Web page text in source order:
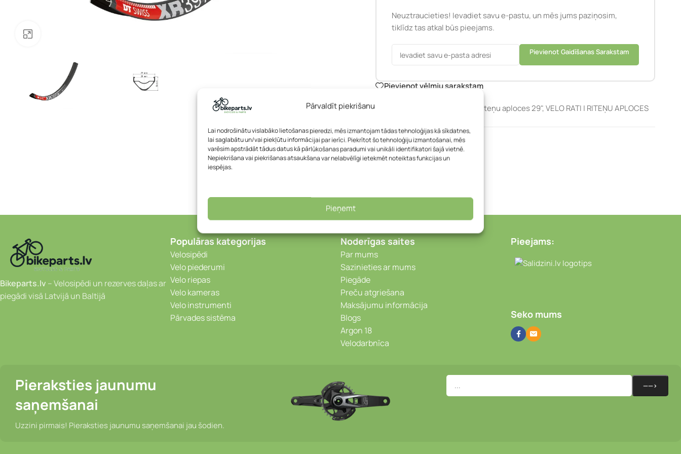
Pārvaldīt piekrišanu
Lai nodrošinātu vislabāko lietošanas pieredzi, mēs izmantojam tādas tehnoloģijas kā sīkdatnes,
lai saglabātu un/vai piekļūtu informācijai par ierīci. Piekrītot šo tehnoloģiju izmantošanai, mēs
varēsim apstrādāt tādus datus kā pārlūkošanas paradumi vai unikāli identifikatori šajā vietnē.
Nepiekrišana vai piekrišanas atsaukšana var nelabvēlīgi ietekmēt noteiktas funkcijas un
iespējas.
Pieņemt
Neuztraucieties! Ievadiet savu e-pastu, un mēs jums paziņosim,
tiklīdz tas atkal būs pieejams.
Pievienot Gaidīšanas Sarakstam
Pievienot vēlmju sarakstam
Riteņu aploces 29", VELO RATI | RITEŅU APLOCES
Bikeparts.lv – Velosipēdi un rezerves daļas ar
piegādi visā Latvijā un Baltijā
Populāras kategorijas
Velosipēdi
Velo piederumi
Velo riepas
Velo kameras
Velo instrumenti
Pārvades sistēma
Noderīgas saites
Par mums
Sazinieties ar mums
Piegāde
Preču atgriešana
Maksājumu informācija
Blogs
Argon 18
Velodarbnīca
Pieejams:
Video novērošanas
Seko mums
Pieraksties jaunumu
saņemšanai
Uzzini pirmais! Pieraksties jaunumu saņemšanai jau šodien.